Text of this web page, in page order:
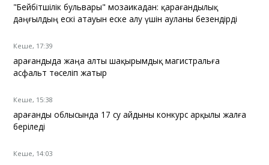
"Бейбітшілік бульвары" мозаикадан: қарағандылық
даңғылдың ескі атауын еске алу үшін ауланы безендірді
Кеше, 17:39
Қарағандыда жаңа алты шақырымдық магистральға
асфальт төселіп жатыр
Кеше, 15:38
Қарағанды облысында 17 су айдыны конкурс арқылы жалға
беріледі
Кеше, 14:03